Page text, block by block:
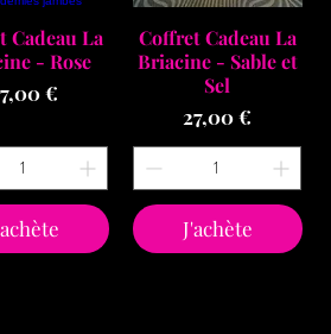
rapide
Cadeau La
- Rose
€
Aperçu rapide
Coffret Cadeau La
Briacine - Sable et
Sel
Prix
27,00 €
J'achète